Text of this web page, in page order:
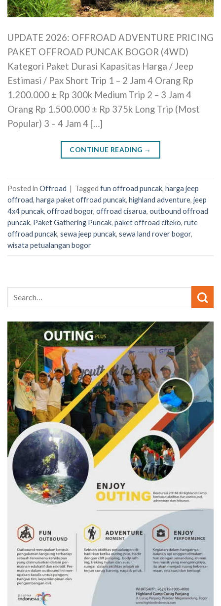
UPDATE 2026: OFFROAD ADVENTURE PRICING
PAKET OFFROAD PUNCAK BOGOR (4WD)
Kategori Paket Durasi Kapasitas Harga / Jeep
Estimasi / Pax Short Trip 1 – 2 Jam 4 Orang Rp
1.200.000 ± Rp 300k Medium Trip 2 – 3 Jam 4
Orang Rp 1.500.000 ± Rp 375k Long Trip (Most
Popular) 3 – 4 Jam 4 […]
CONTINUE READING →
Posted in Offroad | Tagged fun offroad puncak, harga jeep
offroad, harga paket offroad puncak, highland adventure, jeep
4x4 puncak, offroad bogor, offroad cisarua, outbound offroad
puncak, Paket Gathering Puncak, paket offroad citeko, rute
offroad puncak, sewa jeep puncak, sewa land rover bogor,
wisata petualangan bogor